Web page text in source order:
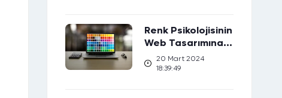
Renk Psikolojisinin
Web Tasarımına
Etkisi: Hedef
Kitlenizi Nasıl
20 Mart 2024
18:39:49